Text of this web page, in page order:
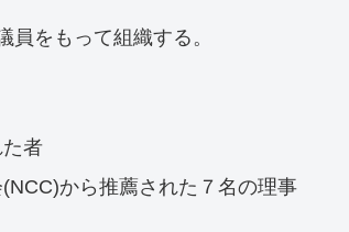
をもって組織する。
者
から推薦された７名の理事